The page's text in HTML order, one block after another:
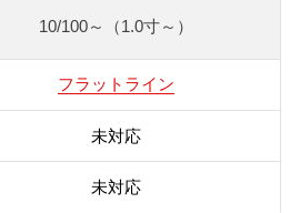
10/100～ （1.0寸～）
フラットライン
未対応
未対応